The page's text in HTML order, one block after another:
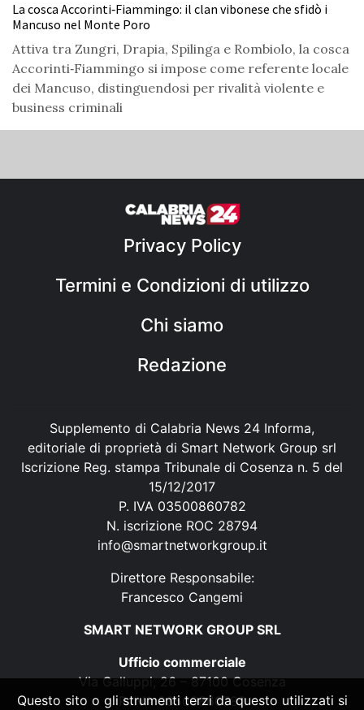
La cosca Accorinti‑Fiammingo: il clan vibonese che sfidò i
Mancuso nel Monte Poro
Attiva tra Zungri, Drapia, Spilinga e Rombiolo, la cosca
Accorinti‑Fiammingo si impose come referente locale
dei Mancuso, distinguendosi per rivalità violente e
business criminali
Privacy Policy
Termini e Condizioni di utilizzo
Chi siamo
Redazione
Supplemento di Calabria News 24 Informa,
editoriale di proprietà di Smart Network Group srl
Iscrizione Reg. stampa Tribunale di Cosenza n. 5 del
15/12/2017
P. IVA 03500860782
N. iscrizione ROC 28794
info@smartnetworkgroup.it
Direttore Responsabile:
Francesco Cangemi
SMART NETWORK GROUP SRL
Ufficio commerciale
Via Galluppi, 26 – 87100 Cosenza
P. IVA 03500860782
Questo sito o gli strumenti terzi da questo utilizzati si